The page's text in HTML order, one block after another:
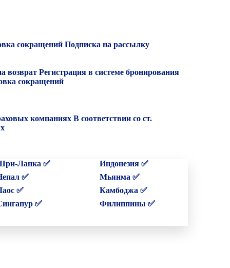
сокращений Подписка на рассылку
возврат Регистрация в системе бронирования
сокращений
компаниях В соответствии со ст.
Ланка ✅
Индонезия ✅
✅
Мьянма ✅
✅
Камбоджа ✅
✅
Филиппины ✅